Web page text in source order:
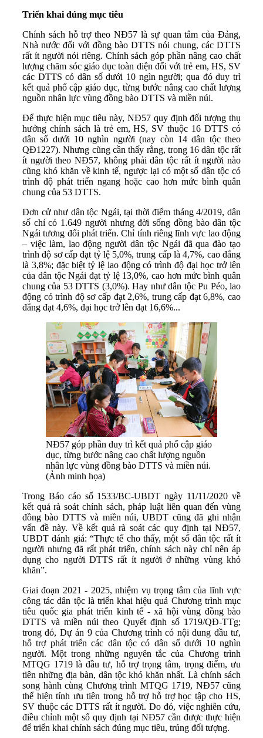
Triển khai đúng mục tiêu
Chính sách hỗ trợ theo NĐ57 là sự quan tâm của Đảng,
Nhà nước đối với đồng bào DTTS nói chung, các DTTS
rất ít người nói riêng. Chính sách góp phần nâng cao chất
lượng chăm sóc giáo dục toàn diện đối với trẻ em, HS, SV
các DTTS có dân số dưới 10 ngìn người; qua đó duy trì
kết quả phổ cập giáo dục, từng bước nâng cao chất lượng
nguồn nhân lực vùng đồng bào DTTS và miền núi.
Để thực hiện mục tiêu này, NĐ57 quy định đối tượng thụ
hưởng chính sách là trẻ em, HS, SV thuộc 16 DTTS có
dân số dưới 10 nghìn người (nay còn 14 dân tộc theo
QĐ1227). Nhưng cũng cần thấy rằng, trong 16 dân tộc rất
ít người theo NĐ57, không phải dân tộc rất ít người nào
cũng khó khăn về kinh tế, ngược lại có một số dân tộc có
trình độ phát triển ngang hoặc cao hơn mức bình quân
chung của 53 DTTS.
Đơn cử như dân tộc Ngái, tại thời điểm tháng 4/2019, dân
số chỉ có 1.649 người nhưng đời sống đồng bào dân tộc
Ngái tương đối phát triển. Chỉ tính riêng lĩnh vực lao động
– việc làm, lao động người dân tộc Ngái đã qua đào tạo
trình độ sơ cấp đạt tỷ lệ 5,0%, trung cấp là 4,7%, cao đẳng
là 3,8%; đặc biệt tỷ lệ lao động có trình độ đại học trở lên
của dân tộc Ngái đạt tỷ lệ 13,0%, cao hơn mức bình quân
chung của 53 DTTS (3,0%). Hay như dân tộc Pu Péo, lao
động có trình độ sơ cấp đạt 2,6%, trung cấp đạt 6,8%, cao
đẳng đạt 4,6%, đại học trở lên đạt 16,6%...
NĐ57 góp phần duy trì kết quả phổ cập giáo
dục, từng bước nâng cao chất lượng nguồn
nhân lực vùng đồng bào DTTS và miền núi.
(Ảnh minh họa)
Trong Báo cáo số 1533/BC-UBDT ngày 11/11/2020 về
kết quả rà soát chính sách, pháp luật liên quan đến vùng
đồng bào DTTS và miền núi, UBDT cũng đã ghi nhận
vấn đề này. Về kết quả rà soát các quy định tại NĐ57,
UBDT đánh giá: “Thực tế cho thấy, một số dân tộc rất ít
người nhưng đã rất phát triển, chính sách này chỉ nên áp
dụng cho người DTTS rất ít người ở những vùng khó
khăn”.
Giai đoạn 2021 - 2025, nhiệm vụ trọng tâm của lĩnh vực
công tác dân tộc là triển khai hiệu quả Chương trình mục
tiêu quốc gia phát triển kinh tế - xã hội vùng đồng bào
DTTS và miền núi theo Quyết định số 1719/QĐ-TTg;
trong đó, Dự án 9 của Chương trình có nội dung đầu tư,
hỗ trợ phát triển các dân tộc có dân số dưới 10 nghìn
người. Một trong những nguyên tắc của Chương trình
MTQG 1719 là đầu tư, hỗ trợ trọng tâm, trọng điểm, ưu
tiên những địa bàn, dân tộc khó khăn nhất. Là chính sách
song hành cùng Chương trình MTQG 1719, NĐ57 cũng
thể hiện tính ưu tiên trong hỗ trợ hỗ trợ học tập cho HS,
SV thuộc các DTTS rất ít người. Do đó, việc nghiên cứu,
điều chỉnh một số quy định tại NĐ57 cần được thực hiện
để triển khai chính sách đúng mục tiêu, trúng đối tượng.